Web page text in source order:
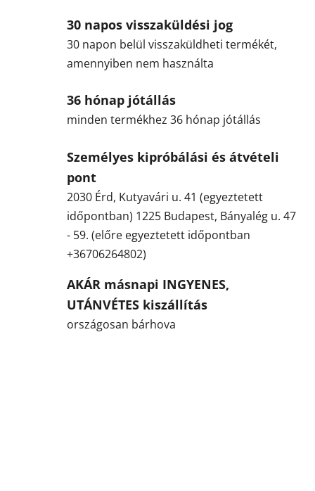
30 napos visszaküldési jog
30 napon belül visszaküldheti termékét,
amennyiben nem használta
36 hónap jótállás
minden termékhez 36 hónap jótállás
Személyes kipróbálási és átvételi
pont
2030 Érd, Kutyavári u. 41 (egyeztetett
időpontban) 1225 Budapest, Bányalég u. 47
- 59. (előre egyeztetett időpontban
+36706264802)
AKÁR másnapi INGYENES,
UTÁNVÉTES kiszállítás
országosan bárhova